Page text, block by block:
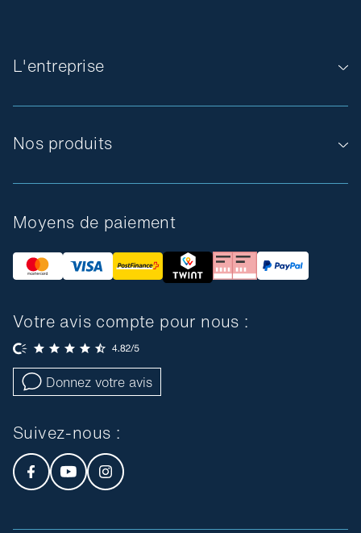
L'entreprise
Nos produits
Moyens de paiement
Votre avis compte pour nous :
Donnez votre avis
Suivez-nous :